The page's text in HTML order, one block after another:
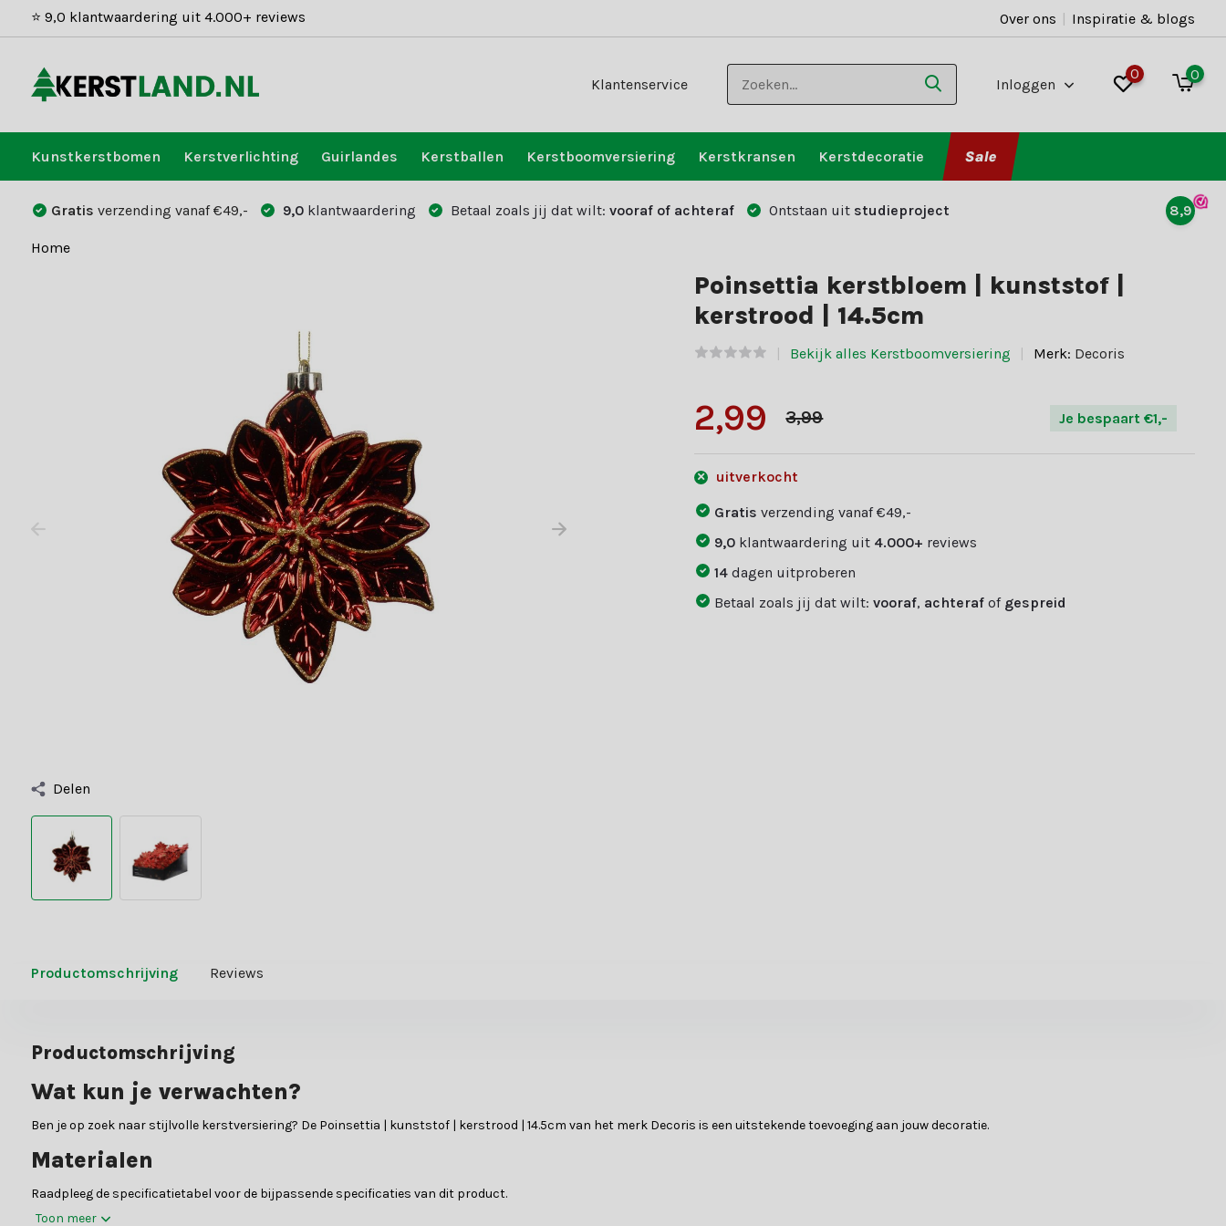
⭐ 9,0 klantwaardering uit 4.000+ reviews Over ons | Inspiratie & blogs
Klantenservice Inloggen
0 0
Kunstkerstbomen Kerstverlichting Guirlandes Kerstballen Kerstboomversiering Kerstkransen Kerstdecoratie Sale
Gratis verzending vanaf €49,- 9,0 klantwaardering Betaal zoals jij dat wilt: vooraf of achteraf Ontstaan uit studieproject 8,9
Home
Delen
Poinsettia kerstbloem | kunststof |
kerstrood | 14.5cm
Bekijk alles Kerstboomversiering Merk: Decoris
2,99 3,99 Je bespaart €1,-
uitverkocht
Gratisverzending vanaf €49,-
9,0 klantwaardering uit 4.000+ reviews
14dagen uitproberen
Betaal zoals jij dat wilt:vooraf, achteraf of gespreid
Productomschrijving Reviews
Productomschrijving
Wat kun je verwachten?
Ben je op zoek naar stijlvolle kerstversiering? De Poinsettia | kunststof | kerstrood | 14.5cm van het merk Decoris is een uitstekende toevoeging aan jouw decoratie.
Materialen
Raadpleeg de specificatietabel voor de bijpassende specificaties van dit product.
Toon meer